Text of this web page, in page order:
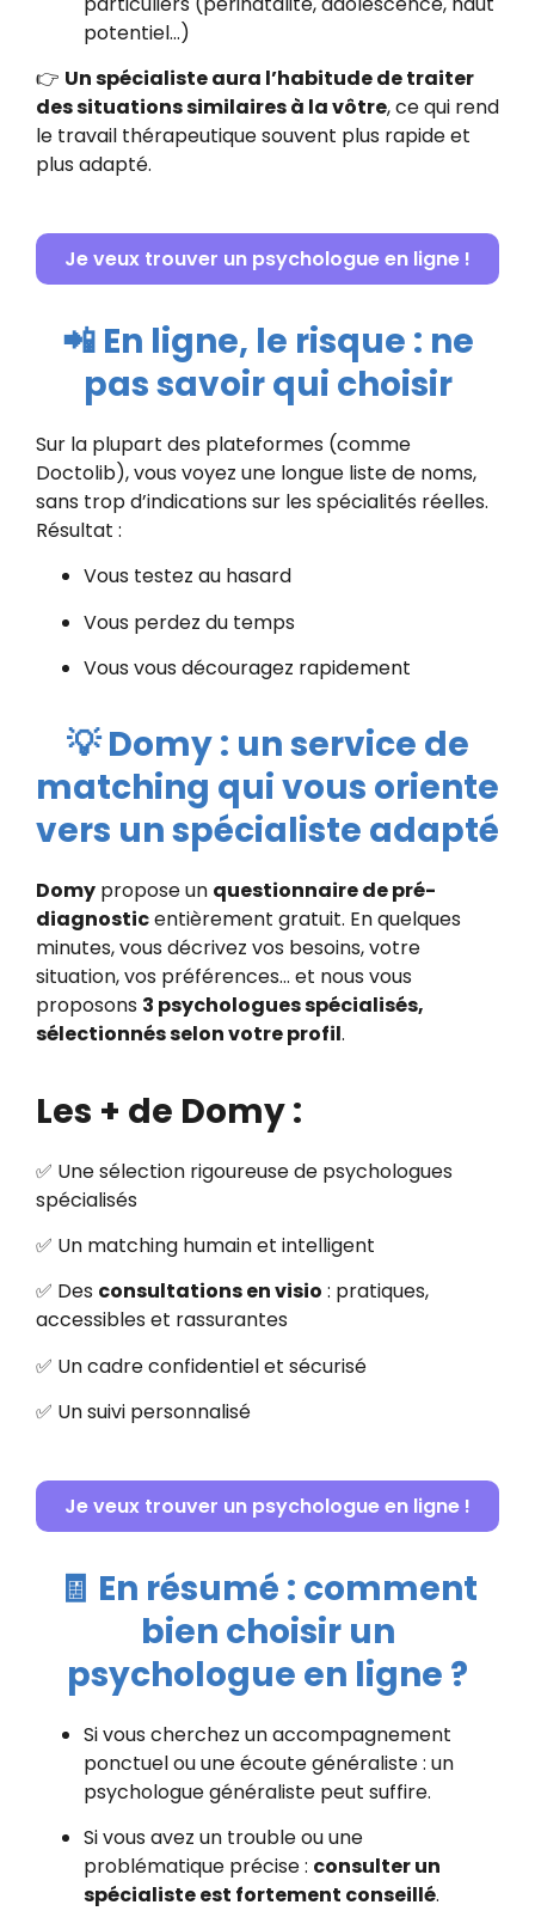
potentiel…)
👉 Un spécialiste aura l’habitude de traiter
des situations similaires à la vôtre, ce qui rend
le travail thérapeutique souvent plus rapide et
plus adapté.
Je veux trouver un psychologue en ligne !
📲 En ligne, le risque : ne
pas savoir qui choisir
Sur la plupart des plateformes (comme
Doctolib), vous voyez une longue liste de noms,
sans trop d’indications sur les spécialités réelles.
Résultat :
Vous testez au hasard
Vous perdez du temps
Vous vous découragez rapidement
💡 Domy : un service de
matching qui vous oriente
vers un spécialiste adapté
Domy propose un questionnaire de pré-
diagnosticentièrement gratuit. En quelques
minutes, vous décrivez vos besoins, votre
situation, vos préférences… et nous vous
proposons 3 psychologues spécialisés,
sélectionnés selon votre profil.
Les + de Domy :
✅ Une sélection rigoureuse de psychologues
spécialisés
✅ Un matching humain et intelligent
✅ Des consultations en visio : pratiques,
accessibles et rassurantes
✅ Un cadre confidentiel et sécurisé
✅ Un suivi personnalisé
Je veux trouver un psychologue en ligne !
🧾 En résumé : comment
bien choisir un
psychologue en ligne ?
Si vous cherchez un accompagnement
ponctuel ou une écoute généraliste : un
psychologue généraliste peut suffire.
Si vous avez un trouble ou une
problématique précise : consulter un
spécialiste est fortement conseillé.